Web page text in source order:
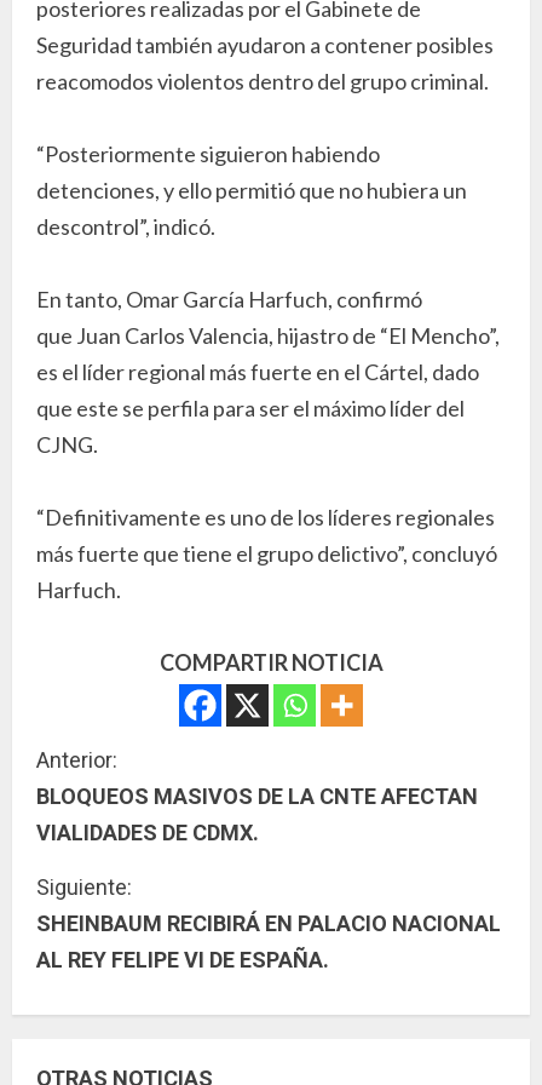
posteriores realizadas por el Gabinete de
Seguridad también ayudaron a contener posibles
reacomodos violentos dentro del grupo criminal.
“Posteriormente siguieron habiendo
detenciones, y ello permitió que no hubiera un
descontrol”, indicó.
En tanto, Omar García Harfuch, confirmó
que Juan Carlos Valencia, hijastro de “El Mencho”,
es el líder regional más fuerte en el Cártel, dado
que este se perfila para ser el máximo líder del
CJNG.
“Definitivamente es uno de los líderes regionales
más fuerte que tiene el grupo delictivo”, concluyó
Harfuch.
COMPARTIR NOTICIA
S
i
u
e
l
e
Anterior:
BLOQUEOS MASIVOS DE LA CNTE AFECTAN
VIALIDADES DE CDMX.
Siguiente:
SHEINBAUM RECIBIRÁ EN PALACIO NACIONAL
AL REY FELIPE VI DE ESPAÑA.
OTRAS NOTICIAS